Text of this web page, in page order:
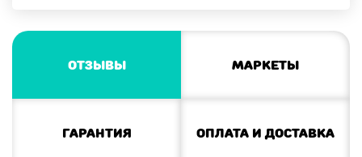
Отзывы Маркеты
Гарантия Оплата и доставка